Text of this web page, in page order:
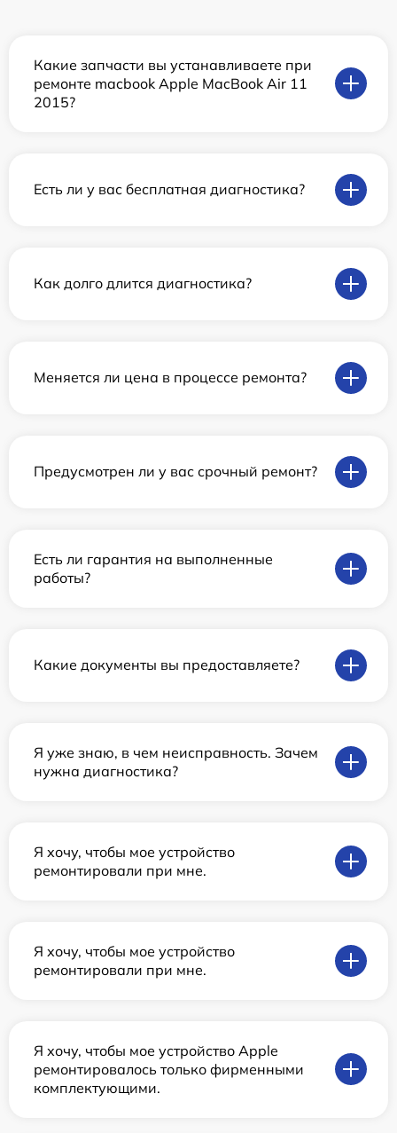
Какие запчасти вы устанавливаете при
ремонте macbook Apple MacBook Air 11
2015?
Есть ли у вас бесплатная диагностика?
Как долго длится диагностика?
Меняется ли цена в процессе ремонта?
Предусмотрен ли у вас срочный ремонт?
Есть ли гарантия на выполненные
работы?
Какие документы вы предоставляете?
Я уже знаю, в чем неисправность. Зачем
нужна диагностика?
Я хочу, чтобы мое устройство
ремонтировали при мне.
Я хочу, чтобы мое устройство
ремонтировали при мне.
Я хочу, чтобы мое устройство Apple
ремонтировалось только фирменными
комплектующими.